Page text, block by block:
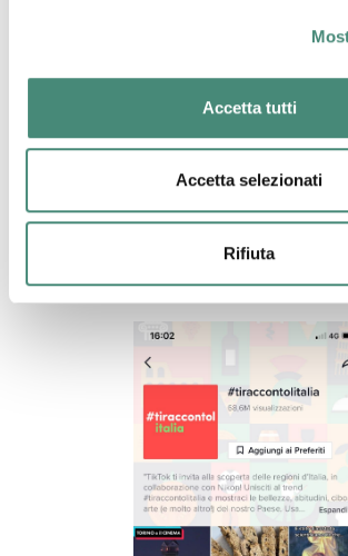
Accetta tutti
Accetta selezionati
Rifiuta
“Ti Racconto l’Italia”, atto a
differenze e le particolarità di ogni
fa in grande, coinvolgendo ambassador,
personaggi campani per creare video
meglio per promuovere le eccellenze
ne perdiamo una, e voi?